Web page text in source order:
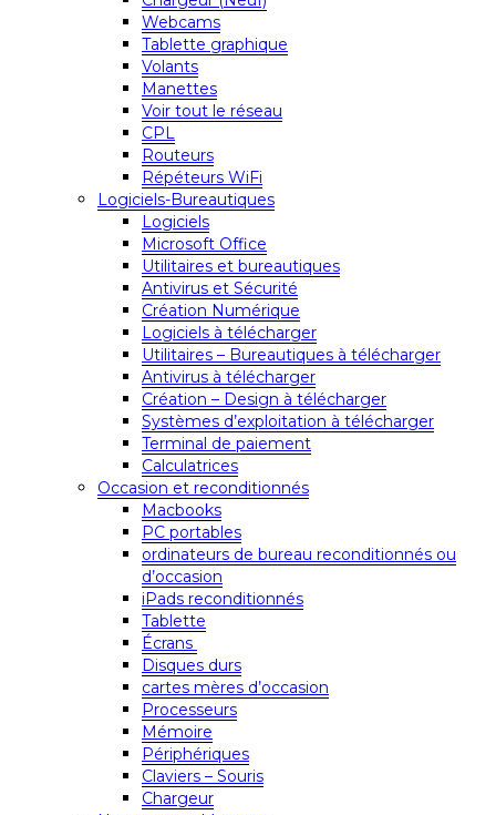
Webcams
Tablette graphique
Volants
Manettes
Voir tout le réseau
CPL
Routeurs
Répéteurs WiFi
Logiciels-Bureautiques
Logiciels
Microsoft Office
Utilitaires et bureautiques
Antivirus et Sécurité
Création Numérique
Logiciels à télécharger
Utilitaires – Bureautiques à télécharger
Antivirus à télécharger
Création – Design à télécharger
Systèmes d’exploitation à télécharger
Terminal de paiement
Calculatrices
Occasion et reconditionnés
Macbooks
PC portables
ordinateurs de bureau reconditionnés ou
d’occasion
iPads reconditionnés
Tablette
Écrans
Disques durs
cartes mères d’occasion
Processeurs
Mémoire
Périphériques
Claviers – Souris
Chargeur